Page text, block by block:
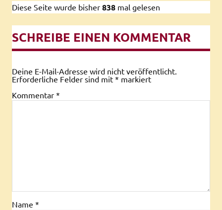
Diese Seite wurde bisher 838 mal gelesen
SCHREIBE EINEN KOMMENTAR
Deine E-Mail-Adresse wird nicht veröffentlicht.
Erforderliche Felder sind mit * markiert
Kommentar *
Name *